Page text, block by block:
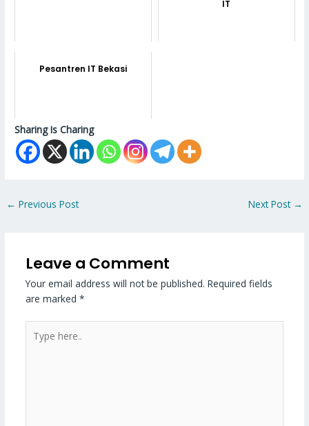
IT
Pesantren IT Bekasi
Sharing Is Charing
← Previous Post Next Post →
Leave a Comment
Your email address will not be published. Required fields
are marked *
here..